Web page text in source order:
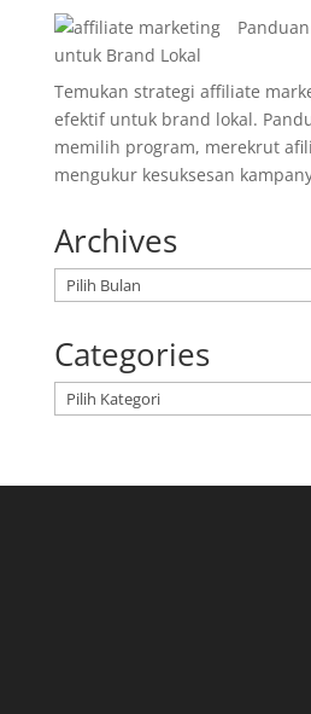
untuk Brand Lokal
Temukan strategi affiliate
efektif untuk brand lokal.
memilih program, merekrut
mengukur kesuksesan
Archives
Arsip
Categories
Kategori